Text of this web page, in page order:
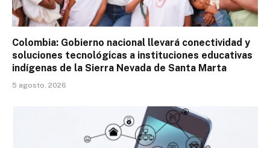
Colombia: Gobierno nacional llevará conectividad y
soluciones tecnológicas a instituciones educativas
indígenas de la Sierra Nevada de Santa Marta
5 agosto, 2026